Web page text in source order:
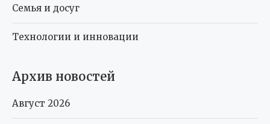
Семья и досуг
Технологии и инновации
Архив новостей
Август 2026